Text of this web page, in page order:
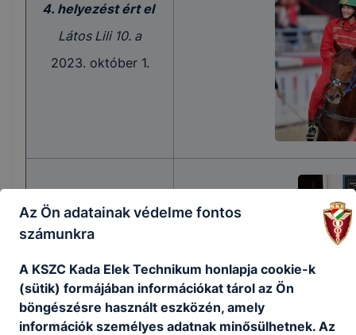
4. helyezést ért el
Látos Lili 10. a
2023. október 1.
Gokart Talent Cup
Mátra Kupa 7.
2. helyzést ért el
Tóth Fanni Viktória 12.
a
Az Ön adatainak védelme fontos
számunkra
A KSZC Kada Elek Technikum honlapja cookie-k
(sütik) formájában információkat tárol az Ön
böngészésre használt eszközén, amely
információk személyes adatnak minősülhetnek. Az